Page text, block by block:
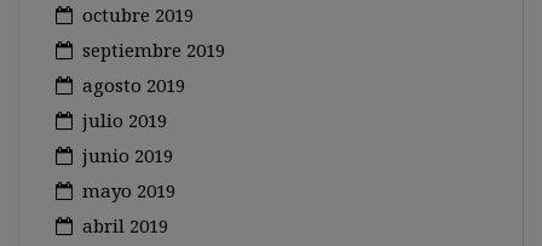
octubre 2019
septiembre 2019
agosto 2019
julio 2019
junio 2019
mayo 2019
abril 2019